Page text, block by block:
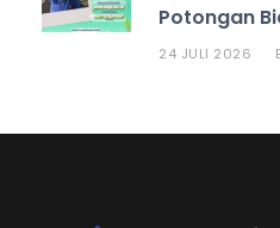
Potongan
24 JULI 2026